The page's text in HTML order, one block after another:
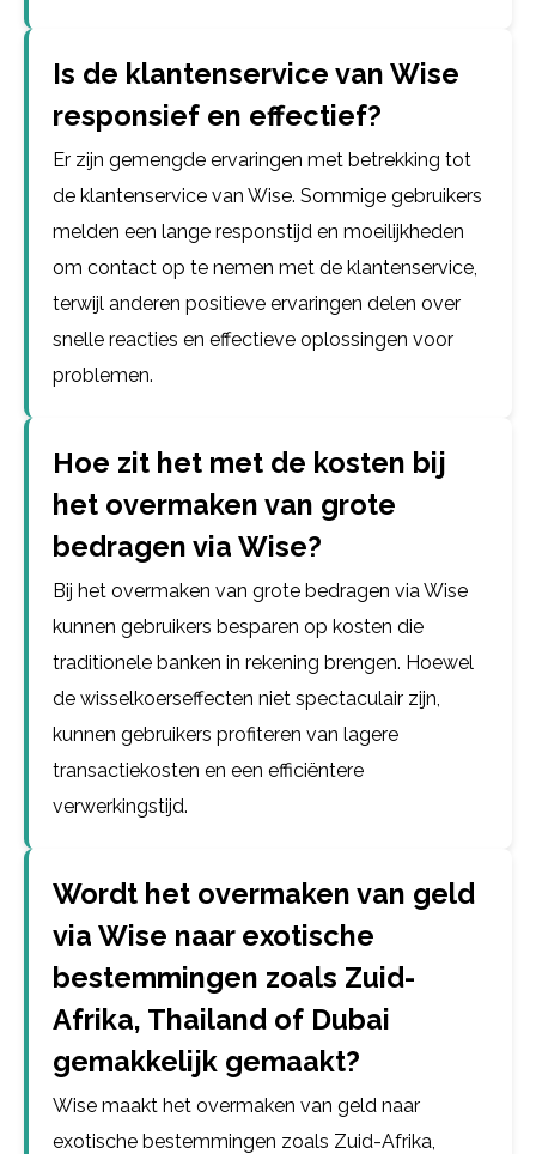
Is de klantenservice van Wise
responsief en effectief?
Er zijn gemengde ervaringen met betrekking tot
de klantenservice van Wise. Sommige gebruikers
melden een lange responstijd en moeilijkheden
om contact op te nemen met de klantenservice,
terwijl anderen positieve ervaringen delen over
snelle reacties en effectieve oplossingen voor
problemen.
Hoe zit het met de kosten bij
het overmaken van grote
bedragen via Wise?
Bij het overmaken van grote bedragen via Wise
kunnen gebruikers besparen op kosten die
traditionele banken in rekening brengen. Hoewel
de wisselkoerseffecten niet spectaculair zijn,
kunnen gebruikers profiteren van lagere
transactiekosten en een efficiëntere
verwerkingstijd.
Wordt het overmaken van geld
via Wise naar exotische
bestemmingen zoals Zuid-
Afrika, Thailand of Dubai
gemakkelijk gemaakt?
Wise maakt het overmaken van geld naar
exotische bestemmingen zoals Zuid-Afrika,